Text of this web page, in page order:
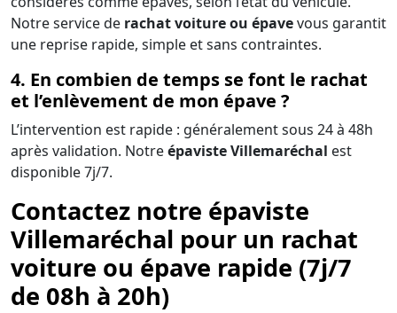
Notre service de rachat voiture ou épavevous garantit
une reprise rapide, simple et sans contraintes.
4. En combien de temps se font le rachat
et l’enlèvement de mon épave ?
L’intervention est rapide : généralement sous 24 à 48h
après validation. Notreépaviste Villemaréchal est
disponible 7j/7.
Contactez notre épaviste
Villemaréchal pour un rachat
voiture ou épave rapide (7j/7
de 08h à 20h)